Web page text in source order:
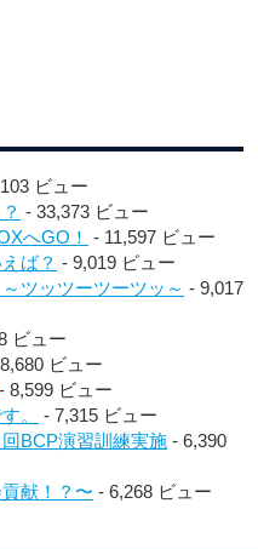
ビュー
- 33,373 ビュー
へGO！ - 11,597 ビュー
ば？ - 9,019 ビュー
ツッツーツーツッ～ - 9,017
ビュー
ビュー
- 8,599 ビュー
。
- 7,315 ビュー
BCP演習訓練実施 - 6,390
献！？〜 - 6,268 ビュー